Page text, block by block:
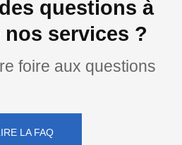
questions à
services ?
foire aux questions
LA FAQ